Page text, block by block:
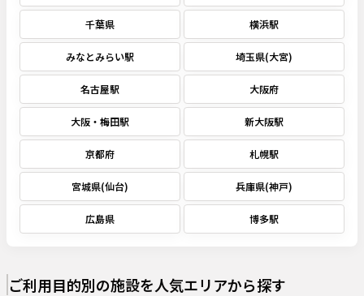
千葉県 横浜駅
みなとみらい駅 埼玉県(大宮)
名古屋駅 大阪府
大阪・梅田駅 新大阪駅
京都府 札幌駅
宮城県(仙台) 兵庫県(神戸)
広島県 博多駅
ご利用目的別の施設を人気エリアから探す